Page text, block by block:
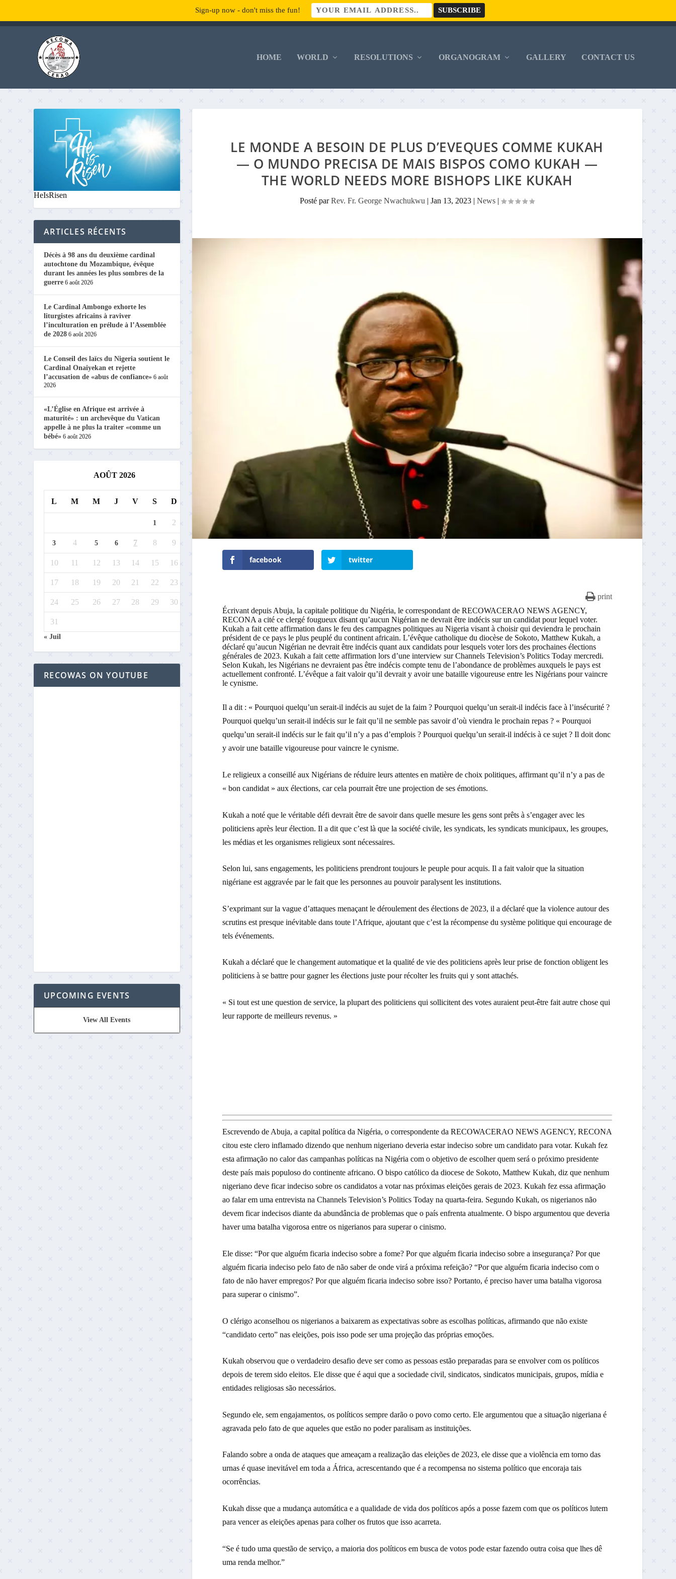
HOME WORLD RESOLUTIONS ORGANOGRAM GALLERY CONTACT US
LE MONDE A BESOIN DE PLUS D’EVEQUES COMME KUKAH
— O MUNDO PRECISA DE MAIS BISPOS COMO KUKAH —
THE WORLD NEEDS MORE BISHOPS LIKE KUKAH
Posté parRev. Fr. George Nwachukwu |Jan 13, 2023 |News |
facebook twitter
print
Écrivant depuis Abuja, la capitale politique du Nigéria, le correspondant de RECOWACERAO NEWS AGENCY,
RECONA a cité ce clergé fougueux disant qu’aucun Nigérian ne devrait être indécis sur un candidat pour lequel voter.
Kukah a fait cette affirmation dans le feu des campagnes politiques au Nigeria visant à choisir qui deviendra le prochain
président de ce pays le plus peuplé du continent africain. L’évêque catholique du diocèse de Sokoto, Matthew Kukah, a
déclaré qu’aucun Nigérian ne devrait être indécis quant aux candidats pour lesquels voter lors des prochaines élections
générales de 2023. Kukah a fait cette affirmation lors d’une interview sur Channels Television’s Politics Today mercredi.
Selon Kukah, les Nigérians ne devraient pas être indécis compte tenu de l’abondance de problèmes auxquels le pays est
actuellement confronté. L’évêque a fait valoir qu’il devrait y avoir une bataille vigoureuse entre les Nigérians pour vaincre
le cynisme.
Il a dit : « Pourquoi quelqu’un serait-il indécis au sujet de la faim ? Pourquoi quelqu’un serait-il indécis face à l’insécurité ?
Pourquoi quelqu’un serait-il indécis sur le fait qu’il ne semble pas savoir d’où viendra le prochain repas ? « Pourquoi
quelqu’un serait-il indécis sur le fait qu’il n’y a pas d’emplois ? Pourquoi quelqu’un serait-il indécis à ce sujet ? Il doit donc
y avoir une bataille vigoureuse pour vaincre le cynisme.
Le religieux a conseillé aux Nigérians de réduire leurs attentes en matière de choix politiques, affirmant qu’il n’y a pas de
« bon candidat » aux élections, car cela pourrait être une projection de ses émotions.
Kukah a noté que le véritable défi devrait être de savoir dans quelle mesure les gens sont prêts à s’engager avec les
politiciens après leur élection. Il a dit que c’est là que la société civile, les syndicats, les syndicats municipaux, les groupes,
les médias et les organismes religieux sont nécessaires.
Selon lui, sans engagements, les politiciens prendront toujours le peuple pour acquis. Il a fait valoir que la situation
nigériane est aggravée par le fait que les personnes au pouvoir paralysent les institutions.
S’exprimant sur la vague d’attaques menaçant le déroulement des élections de 2023, il a déclaré que la violence autour des
scrutins est presque inévitable dans toute l’Afrique, ajoutant que c’est la récompense du système politique qui encourage de
tels événements.
Kukah a déclaré que le changement automatique et la qualité de vie des politiciens après leur prise de fonction obligent les
politiciens à se battre pour gagner les élections juste pour récolter les fruits qui y sont attachés.
« Si tout est une question de service, la plupart des politiciens qui sollicitent des votes auraient peut-être fait autre chose qui
leur rapporte de meilleurs revenus. »
Escrevendo de Abuja, a capital política da Nigéria, o correspondente da RECOWACERAO NEWS AGENCY, RECONA
citou este clero inflamado dizendo que nenhum nigeriano deveria estar indeciso sobre um candidato para votar. Kukah fez
esta afirmação no calor das campanhas políticas na Nigéria com o objetivo de escolher quem será o próximo presidente
deste país mais populoso do continente africano. O bispo católico da diocese de Sokoto, Matthew Kukah, diz que nenhum
nigeriano deve ficar indeciso sobre os candidatos a votar nas próximas eleições gerais de 2023. Kukah fez essa afirmação
ao falar em uma entrevista na Channels Television’s Politics Today na quarta-feira. Segundo Kukah, os nigerianos não
devem ficar indecisos diante da abundância de problemas que o país enfrenta atualmente. O bispo argumentou que deveria
haver uma batalha vigorosa entre os nigerianos para superar o cinismo.
Ele disse: “Por que alguém ficaria indeciso sobre a fome? Por que alguém ficaria indeciso sobre a insegurança? Por que
alguém ficaria indeciso pelo fato de não saber de onde virá a próxima refeição? “Por que alguém ficaria indeciso com o
fato de não haver empregos? Por que alguém ficaria indeciso sobre isso? Portanto, é preciso haver uma batalha vigorosa
para superar o cinismo”.
O clérigo aconselhou os nigerianos a baixarem as expectativas sobre as escolhas políticas, afirmando que não existe
“candidato certo” nas eleições, pois isso pode ser uma projeção das próprias emoções.
Kukah observou que o verdadeiro desafio deve ser como as pessoas estão preparadas para se envolver com os políticos
depois de terem sido eleitos. Ele disse que é aqui que a sociedade civil, sindicatos, sindicatos municipais, grupos, mídia e
entidades religiosas são necessários.
Segundo ele, sem engajamentos, os políticos sempre darão o povo como certo. Ele argumentou que a situação nigeriana é
agravada pelo fato de que aqueles que estão no poder paralisam as instituições.
Falando sobre a onda de ataques que ameaçam a realização das eleições de 2023, ele disse que a violência em torno das
urnas é quase inevitável em toda a África, acrescentando que é a recompensa no sistema político que encoraja tais
ocorrências.
Kukah disse que a mudança automática e a qualidade de vida dos políticos após a posse fazem com que os políticos lutem
para vencer as eleições apenas para colher os frutos que isso acarreta.
“Se é tudo uma questão de serviço, a maioria dos políticos em busca de votos pode estar fazendo outra coisa que lhes dê
uma renda melhor.”
HeIsRisen
ARTICLES RÉCENTS
Décès à 98 ans du deuxième cardinal
autochtone du Mozambique, évêque
durant les années les plus sombres de la
guerre 6 août 2026
Le Cardinal Ambongo exhorte les
liturgistes africains à raviver
l’inculturation en prélude à l’Assemblée
de 2028 6 août 2026
Le Conseil des laïcs du Nigeria soutient le
Cardinal Onaiyekan et rejette
l’accusation de «abus de confiance» 6 août
2026
«L’Église en Afrique est arrivée à
maturité» : un archevêque du Vatican
appelle à ne plus la traiter «comme un
bébé» 6 août 2026
AOÛT 2026
L M M J V S D
1 2
3 4 5 6 7 8 9
10 11 12 13 14 15 16
17 18 19 20 21 22 23
24 25 26 27 28 29 30
31
« Juil
RECOWAS ON YOUTUBE
UPCOMING EVENTS
View All Events
Sign-up now - don't miss the fun!